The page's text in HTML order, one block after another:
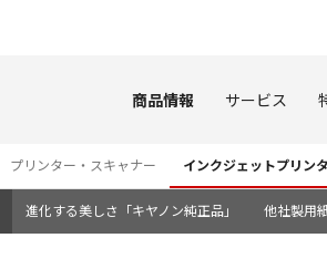
商品情報 サービス
プリンター・スキャナー インクジェットプリン
進化する美しさ「キヤノン純正品」 他社製用